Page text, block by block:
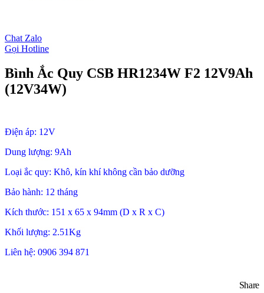
Bình Ắc Quy CSB HR1234W F2 12V9Ah
(12V34W)
Điện áp: 12V
Dung lượng: 9Ah
Loại ắc quy: Khô, kín khí không cần bảo dưỡng
Bảo hành: 12 tháng
Kích thước: 151 x 65 x 94mm (D x R x C)
Khối lượng: 2.51Kg
Liên hệ: 0906 394 871
Share
Chat Zalo
Gọi Hotline